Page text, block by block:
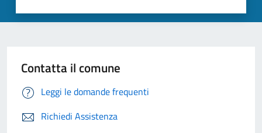
Contatta il comune
Leggi le domande frequenti
Richiedi Assistenza